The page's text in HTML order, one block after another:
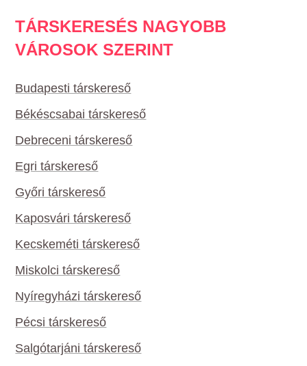
TÁRSKERESÉS NAGYOBB
VÁROSOK SZERINT
Budapesti társkereső
Békéscsabai társkereső
Debreceni társkereső
Egri társkereső
Győri társkereső
Kaposvári társkereső
Kecskeméti társkereső
Miskolci társkereső
Nyíregyházi társkereső
Pécsi társkereső
Salgótarjáni társkereső